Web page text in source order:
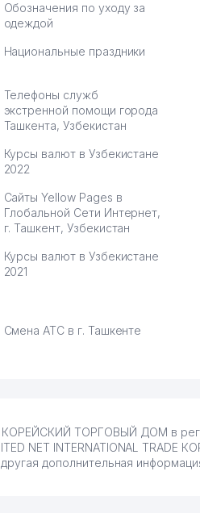
Обозначения по уходу за
одеждой
Национальные праздники
Телефоны служб
экстренной помощи города
Ташкента, Узбекистан
Курсы валют в Узбекистане
2022
Сайты Yellow Pages в
Глобальной Сети Интернет,
г. Ташкент, Узбекистан
Курсы валют в Узбекистане
2021
Смена АТС в г. Ташкенте
КОРЕЙСКИЙ ТОРГОВЫЙ ДОМ в
NET INTERNATIONAL
дополнительная